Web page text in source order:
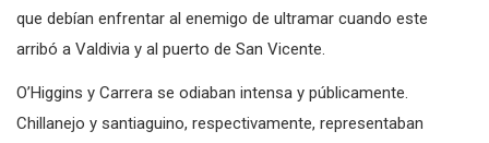
que debían enfrentar al enemigo de ultramar cuando este
arribó a Valdivia y al puerto de San Vicente.
O’Higgins y Carrera se odiaban intensa y públicamente.
Chillanejo y santiaguino, respectivamente, representaban